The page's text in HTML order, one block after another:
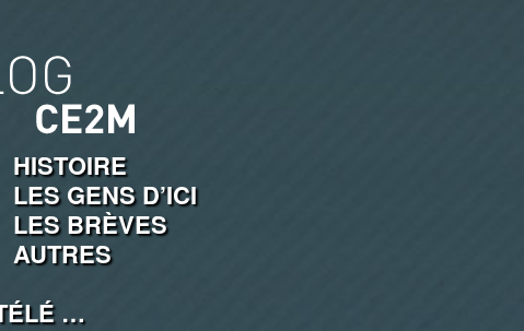
HISTOIRE
LES GENS D’ICI
LES BRÈVES
AUTRES
…